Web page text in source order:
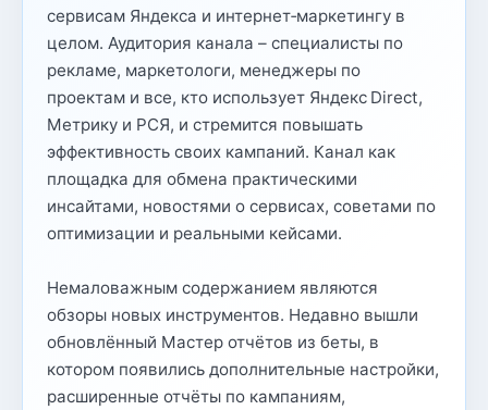
сервисам Яндекса и интернет‑маркетингу в
целом. Аудитория канала – специалисты по
рекламе, маркетологи, менеджеры по
проектам и все, кто использует Яндекс Direct,
Метрику и РСЯ, и стремится повышать
эффективность своих кампаний. Канал как
площадка для обмена практическими
инсайтами, новостями о сервисах, советами по
оптимизации и реальными кейсами.
Немаловажным содержанием являются
обзоры новых инструментов. Недавно вышли
обновлённый Мастер отчётов из беты, в
котором появились дополнительные настройки,
расширенные отчёты по кампаниям,